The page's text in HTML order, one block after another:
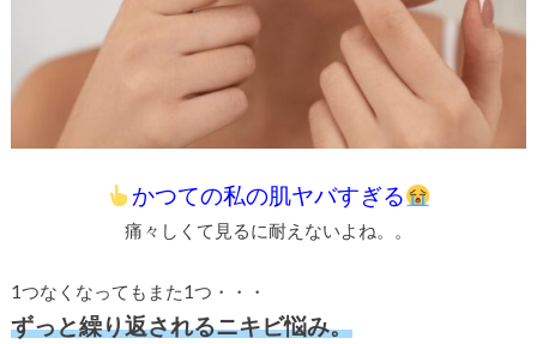
かつての私の肌ヤバすぎる
痛々しくて見るに耐えないよね。。
1つなくなってもまた1つ・・・
ずっと繰り返されるニキビ悩み。